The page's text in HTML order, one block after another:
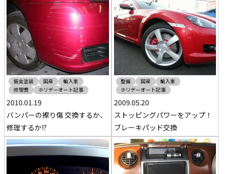
鈑金塗装 国産
輸入車
修理費
ホリデーオート記事
2010.01.19
バンパーの擦り傷 交換するか、
修理するか!?
整備 国産
輸入車
ホリデーオート記事
2009.05.20
ストッピングパワーをアップ！
ブレーキパッド交換